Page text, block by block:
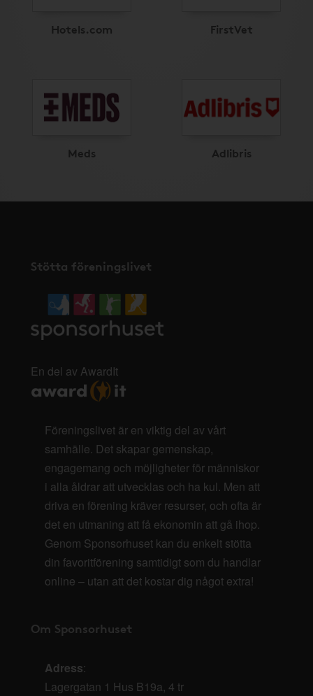
Hotels.com FirstVet
Meds Adlibris
Stötta föreningslivet
En del av AwardIt
Föreningslivet är en viktig del av vårt
samhälle. Det skapar gemenskap,
engagemang och möjligheter för människor
i alla åldrar att utvecklas och ha kul. Men att
driva en förening kräver resurser, och ofta är
det en utmaning att få ekonomin att gå ihop.
Genom Sponsorhuset kan du enkelt stötta
din favoritförening samtidigt som du handlar
online – utan att det kostar dig något extra!
Om Sponsorhuset
Adress:
Lagergatan 1 Hus B19a, 4 tr